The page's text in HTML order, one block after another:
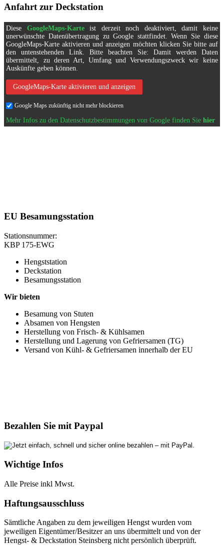
Anfahrt zur Deckstation
Diese GoogleMaps-Karteist derzeit noch deaktiviert, damit keine
unerwünschte Datenübertragung zu Google stattfindet. Wenn Sie diese
GoogleMaps-Karte aktivieren und anzeigen möchten klicken Sie bitte auf
den untenstehenden Link. Bitte beachten Sie: Damit werden Daten
übermittelt, zu deren Art, Umfang und Verwendungszweck wir keine
Auskünfte geben können.
GoogleMaps-Karte aktivieren und anzeigen
Google Maps zukünftig nicht mehr blockieren
Mehr Infos zu den Datenschutzbestimmungen von Google finden Siehier
EU Besamungsstation
Stationsnummer:
KBP 175-EWG
Hengststation
Deckstation
Besamungsstation
Wir bieten
Besamung von Stuten
Absamen von Hengsten
Herstellung von Frisch- & Kühlsamen
Herstellung und Lagerung von Gefriersamen (TG)
Versand von Kühl- & Gefriersamen innerhalb der EU
Bezahlen Sie mit Paypal
Wichtige Infos
Alle Preise inkl Mwst.
Haftungsausschluss
Sämtliche Angaben zu dem jeweiligen Hengst wurden vom
jeweiligen Eigentümer/Besitzer an uns übermittelt und von der
Hengst- & Deckstation Steinsberg nicht persönlich überprüft.